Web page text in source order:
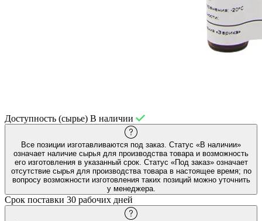
Доступность (сырье) В наличии
Все позиции изготавливаются под заказ. Статус «В наличии»
означает наличие сырья для производства товара и возможность
его изготовления в указанный срок. Статус «Под заказ» означает
отсутствие сырья для производства товара в настоящее время; по
вопросу возможности изготовления таких позиций можно уточнить
у менеджера.
Срок поставки 30 рабочих дней